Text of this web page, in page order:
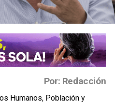
Por: Redacción
Humanos, Población y